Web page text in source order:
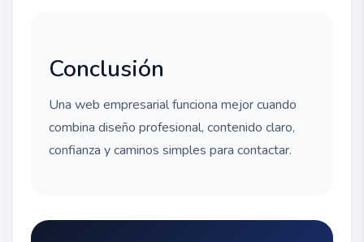
Conclusión
Una web empresarial funciona mejor cuando
combina diseño profesional, contenido claro,
confianza y caminos simples para contactar.